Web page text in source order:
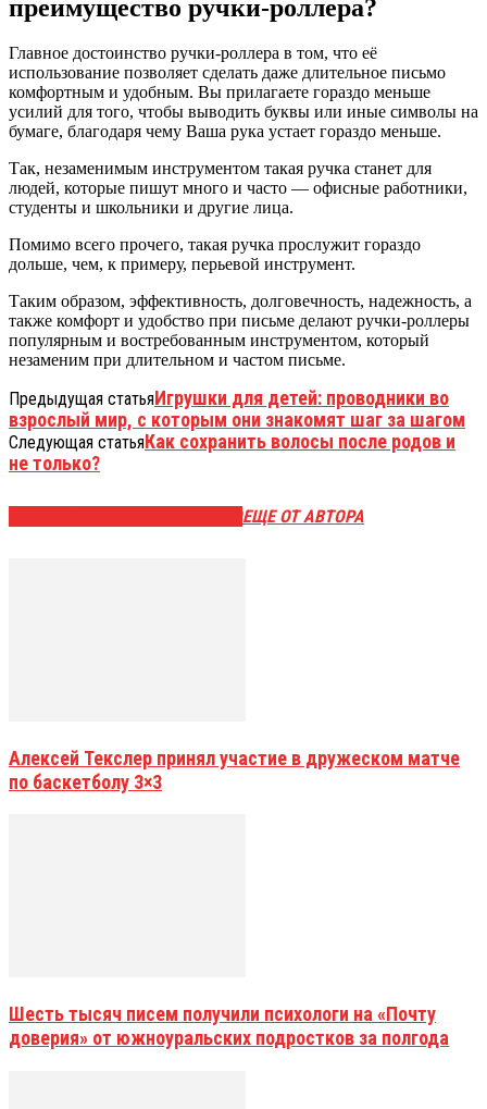
преимущество ручки-роллера?
Главное достоинство ручки-роллера в том, что её
использование позволяет сделать даже длительное письмо
комфортным и удобным. Вы прилагаете гораздо меньше
усилий для того, чтобы выводить буквы или иные символы на
бумаге, благодаря чему Ваша рука устает гораздо меньше.
Так, незаменимым инструментом такая ручка станет для
людей, которые пишут много и часто — офисные работники,
студенты и школьники и другие лица.
Помимо всего прочего, такая ручка прослужит гораздо
дольше, чем, к примеру, перьевой инструмент.
Таким образом, эффективность, долговечность, надежность, а
также комфорт и удобство при письме делают ручки-роллеры
популярным и востребованным инструментом, который
незаменим при длительном и частом письме.
Предыдущая статьяИгрушки для детей: проводники во
взрослый мир, с которым они знакомят шаг за шагом
Следующая статьяКак сохранить волосы после родов и
не только?
ЕЩЕ ОТ АВТОРА
Алексей Текслер принял участие в дружеском матче
по баскетболу 3×3
Шесть тысяч писем получили психологи на «Почту
доверия» от южноуральских подростков за полгода